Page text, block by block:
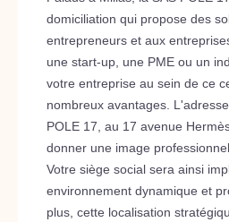
domiciliation qui propose des
entrepreneurs et aux
une start-up, une PME ou un
votre entreprise au sein de ce
nombreux avantages.
POLE 17, au 17 avenue
donner une image
Votre siège social sera ainsi
environnement dynamique et
plus, cette localisation